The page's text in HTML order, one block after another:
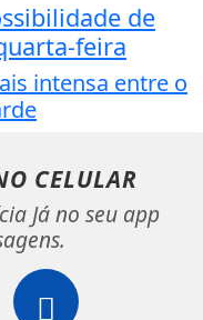
de
feira
intensa entre o
CELULAR
Já no seu app